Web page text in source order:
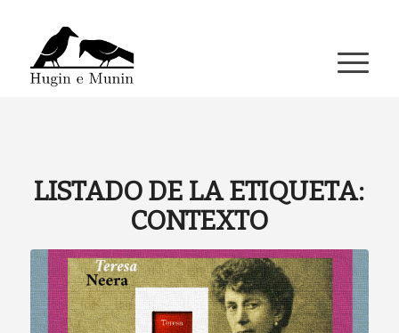
LISTADO DE LA ETIQUETA:
CONTEXTO